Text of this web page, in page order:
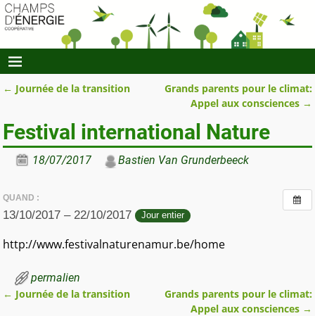
← Journée de la transition
Grands parents pour le climat:
Appel aux consciences →
Festival international Nature
18/07/2017 Bastien Van Grunderbeeck
QUAND :
13/10/2017 – 22/10/2017 Jour entier
http://www.festivalnaturenamur.be/home
permalien
← Journée de la transition
Grands parents pour le climat:
Appel aux consciences →